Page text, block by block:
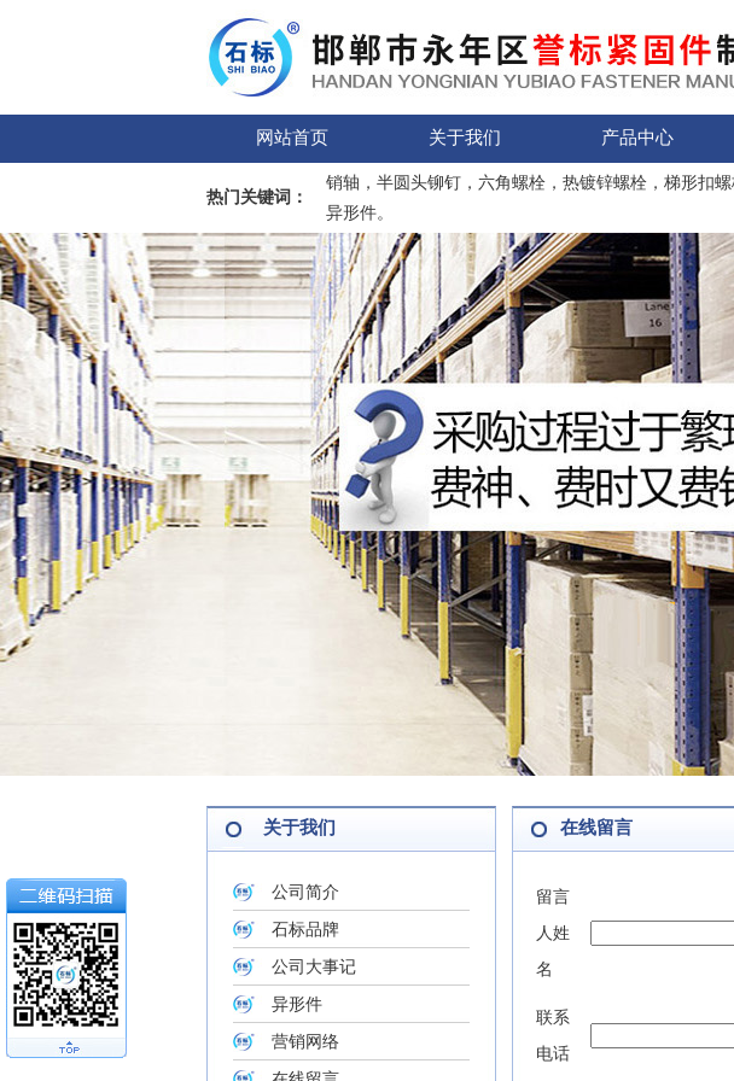
网站首页 关于我们 产品中心
热门关键词：
销轴，半圆头铆钉，六角螺栓，热镀锌螺栓，梯形扣
异形件。
关于我们
公司简介
石标品牌
公司大事记
异形件
营销网络
在线留言
留言
人姓
名
联系
电话